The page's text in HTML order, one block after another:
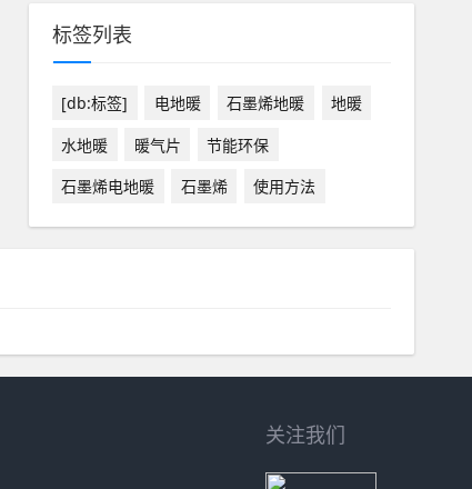
标签列表
[db:标签] 电地暖 石墨烯地暖
地暖
水地暖
暖气片
节能环保
石墨烯电地暖
石墨烯 使用方法
关注我们